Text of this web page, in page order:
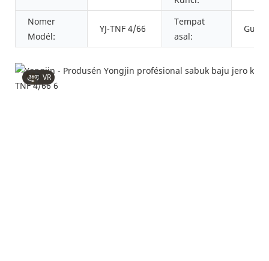
Nomer
Modél:
YJ-TNF 4/66
Tempat
asal:
VR